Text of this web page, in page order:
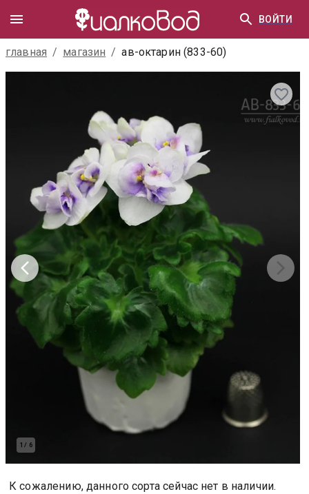
ВОЙТИ
главная / магазин / ав-октарин (833-60)
1 / 6
К сожалению, данного сорта сейчас нет в наличии.